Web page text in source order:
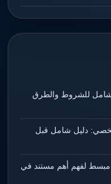
شامل للشروط والطرق
دليل شامل قبل
مبسط لفهم أهم مستند في